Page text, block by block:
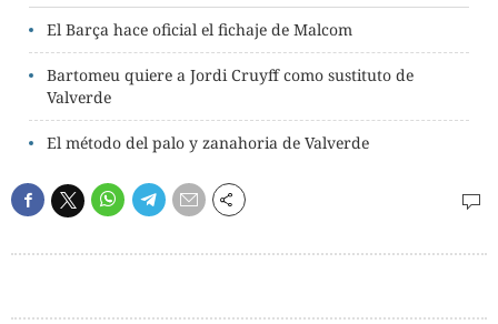
El Barça hace oficial el fichaje de Malcom
Bartomeu quiere a Jordi Cruyff como sustituto de
Valverde
El método del palo y zanahoria de Valverde